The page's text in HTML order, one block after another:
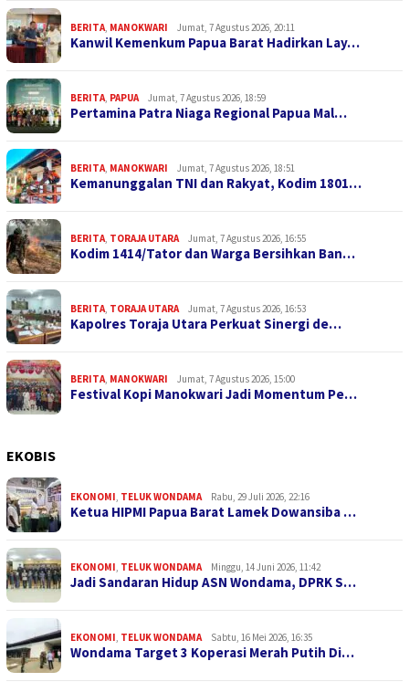
BERITA, MANOKWARI Jumat, 7 Agustus 2026, 20:11
Kanwil Kemenkum Papua Barat Hadirkan Lay…
BERITA, PAPUA Jumat, 7 Agustus 2026, 18:59
Pertamina Patra Niaga Regional Papua Mal…
BERITA, MANOKWARI Jumat, 7 Agustus 2026, 18:51
Kemanunggalan TNI dan Rakyat, Kodim 1801…
BERITA, TORAJA UTARA Jumat, 7 Agustus 2026, 16:55
Kodim 1414/Tator dan Warga Bersihkan Ban…
BERITA, TORAJA UTARA Jumat, 7 Agustus 2026, 16:53
Kapolres Toraja Utara Perkuat Sinergi de…
BERITA, MANOKWARI Jumat, 7 Agustus 2026, 15:00
Festival Kopi Manokwari Jadi Momentum Pe…
EKOBIS
EKONOMI, TELUK WONDAMA Rabu, 29 Juli 2026, 22:16
Ketua HIPMI Papua Barat Lamek Dowansiba …
EKONOMI, TELUK WONDAMA Minggu, 14 Juni 2026, 11:42
Jadi Sandaran Hidup ASN Wondama, DPRK S…
EKONOMI, TELUK WONDAMA Sabtu, 16 Mei 2026, 16:35
Wondama Target 3 Koperasi Merah Putih Di…